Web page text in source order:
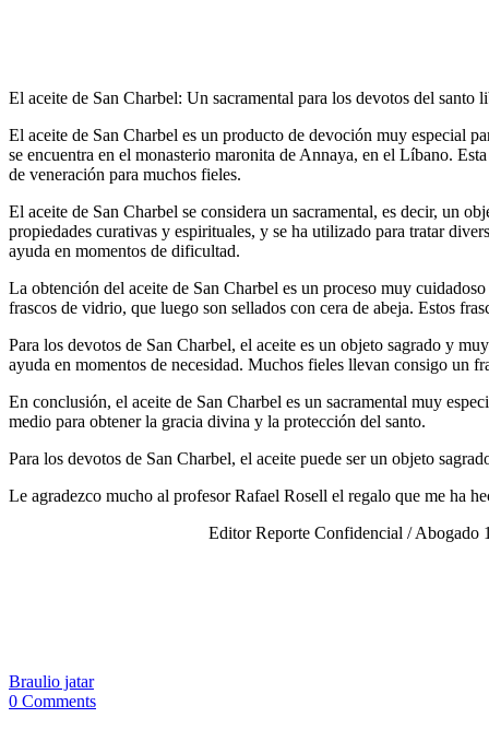
El aceite de San Charbel: Un sacramental para los devotos del santo
El aceite de San Charbel es un producto de devoción muy especial
se encuentra en el monasterio maronita de Annaya, en el Líbano.
de veneración para muchos fieles.
El aceite de San Charbel se considera un sacramental, es decir, un
propiedades curativas y espirituales, y se ha utilizado para tratar
ayuda en momentos de dificultad.
La obtención del aceite de San Charbel es un proceso muy
frascos de vidrio, que luego son sellados con cera de abeja. Estos
Para los devotos de San Charbel, el aceite es un objeto sagrado y
ayuda en momentos de necesidad. Muchos fieles llevan consigo un
En conclusión, el aceite de San Charbel es un sacramental muy
medio para obtener la gracia divina y la protección del santo.
Para los devotos de San Charbel, el aceite puede ser un objeto
Le agradezco mucho al profesor Rafael Rosell el regalo que me ha
Editor Reporte Confidencial / Abogado
Braulio jatar
0 Comments